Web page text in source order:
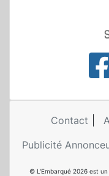
Contact
Publicité
© L'Embarqué 2026 est un